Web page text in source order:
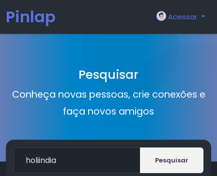
Pinlap Acessar
Pesquisar
Conheça novas pessoas, crie conexões e
faça novos amigos
Pesquisar